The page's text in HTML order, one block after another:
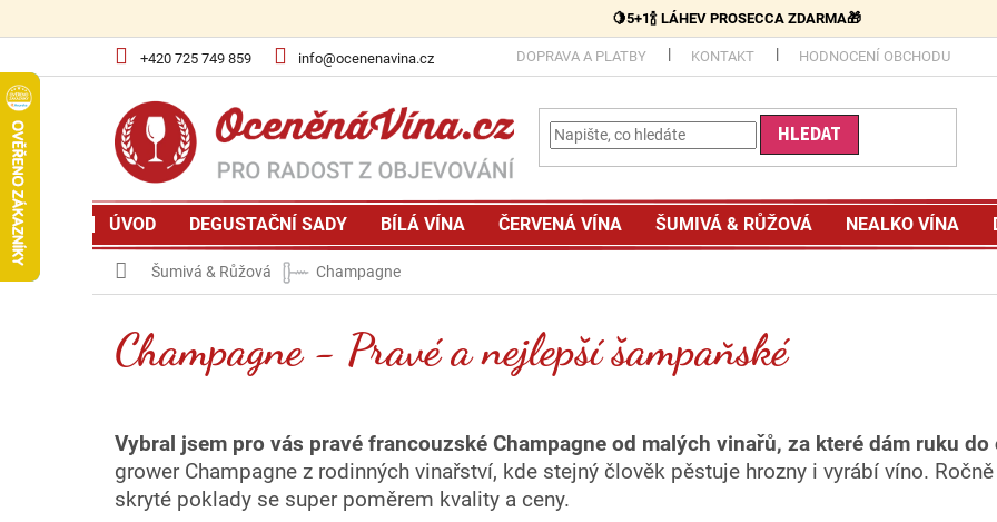
🍋5+1🍾 LÁHEV PROSECCA ZDARMA🎁
+420 725 749 859 info@ocenenavina.cz DOPRAVA A PLATBY KONTAKT HODNOCENÍ OBCHODU
HLEDAT
ÚVOD DEGUSTAČNÍ SADY BÍLÁ VÍNA ČERVENÁ VÍNA ŠUMIVÁ & RŮŽOVÁ NEALKO VÍNA
Domů
Šumivá & Růžová Champagne
Champagne - Pravé a nejlepší šampaňské
Vybral jsem pro vás pravé francouzské Champagne od malých vinařů, za které dám ruku do
grower Champagne z rodinných vinařství, kde stejný člověk pěstuje hrozny i vyrábí víno.
skryté poklady se super poměrem kvality a ceny.